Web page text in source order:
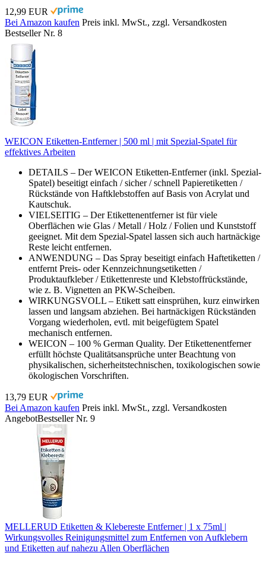
12,99 EUR
Bei Amazon kaufen Preis inkl. MwSt., zzgl. Versandkosten
Bestseller Nr. 8
WEICON Etiketten-Entferner | 500 ml | mit Spezial-Spatel für
effektives Arbeiten
DETAILS – Der WEICON Etiketten-Entferner (inkl. Spezial-
Spatel) beseitigt einfach / sicher / schnell Papieretiketten /
Rückstände von Haftklebstoffen auf Basis von Acrylat und
Kautschuk.
VIELSEITIG – Der Etikettenentferner ist für viele
Oberflächen wie Glas / Metall / Holz / Folien und Kunststoff
geeignet. Mit dem Spezial-Spatel lassen sich auch hartnäckige
Reste leicht entfernen.
ANWENDUNG – Das Spray beseitigt einfach Haftetiketten /
entfernt Preis- oder Kennzeichnungsetiketten /
Produktaufkleber / Etikettenreste und Klebstoffrückstände,
wie z. B. Vignetten an PKW-Scheiben.
WIRKUNGSVOLL – Etikett satt einsprühen, kurz einwirken
lassen und langsam abziehen. Bei hartnäckigen Rückständen
Vorgang wiederholen, evtl. mit beigefügtem Spatel
mechanisch entfernen.
WEICON – 100 % German Quality. Der Etikettenentferner
erfüllt höchste Qualitätsansprüche unter Beachtung von
physikalischen, sicherheitstechnischen, toxikologischen sowie
ökologischen Vorschriften.
13,79 EUR
Bei Amazon kaufen Preis inkl. MwSt., zzgl. Versandkosten
AngebotBestseller Nr. 9
MELLERUD Etiketten & Klebereste Entferner | 1 x 75ml |
Wirkungsvolles Reinigungsmittel zum Entfernen von Aufklebern
und Etiketten auf nahezu Allen Oberflächen